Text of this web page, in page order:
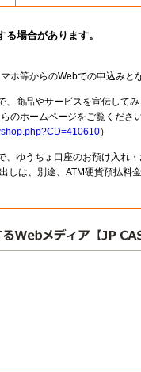
場合があります。
ホ等からのWebでの申込みと
、商品やサービスを宣伝して
のホームページをご覧くださ
）
、ゆうちょ口座のお預け入れ
しは、別途、ATM硬貨預払料